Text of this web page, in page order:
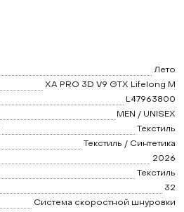
Лето
XA PRO 3D V9 GTX Lifelong M
L47963800
MEN / UNISEX
Текстиль
Текстиль / Синтетика
2026
Текстиль
32
Система скоростной шнуровки